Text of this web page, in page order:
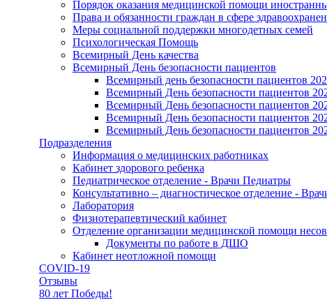
Порядок оказания медицинской помощи
Права и обязанности граждан в сфере
Меры социальной поддержки многодетных семей
Психологическая Помощь
Всемирный День качества
Всемирный День безопасности пациентов
Всемирный день безопасности пациентов
Всемирный День безопасности пациентов
Всемирный День безопасности пациентов
Всемирный День безопасности пациентов
Всемирный День безопасности пациентов
Подразделения
Информация о медицинских работниках
Кабинет здорового ребенка
Педиатрическое отделение - Врачи Педиатры
Консультативно – диагностическое отделение -
Лаборатория
Физиотерапевтический кабинет
Отделение организации медицинской помощи
Документы по работе в ДШО
Кабинет неотложной помощи
COVID-19
Отзывы
80 лет Победы!